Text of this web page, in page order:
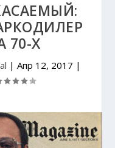
70-Х
| Апр 12, 2017 |